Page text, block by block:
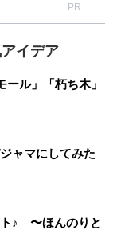
PR
イデア
ル」「朽ち木」
ャマにしてみた
♪ 〜ほんのりと